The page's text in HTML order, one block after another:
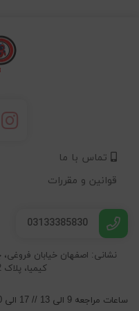
تماس با ما
قوانین و مقررات
03133385830
کیمیا، پلاک 352 ،طبقه 2 ، واحد 4